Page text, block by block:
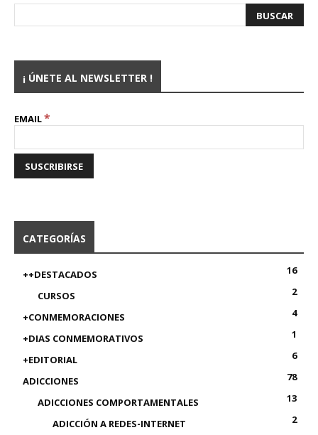
¡ ÚNETE AL NEWSLETTER !
EMAIL*
CATEGORÍAS
++DESTACADOS
16
CURSOS
2
+CONMEMORACIONES
4
+DIAS CONMEMORATIVOS
1
+EDITORIAL
6
ADICCIONES
78
ADICCIONES COMPORTAMENTALES
13
ADICCIÓN A REDES-INTERNET
2